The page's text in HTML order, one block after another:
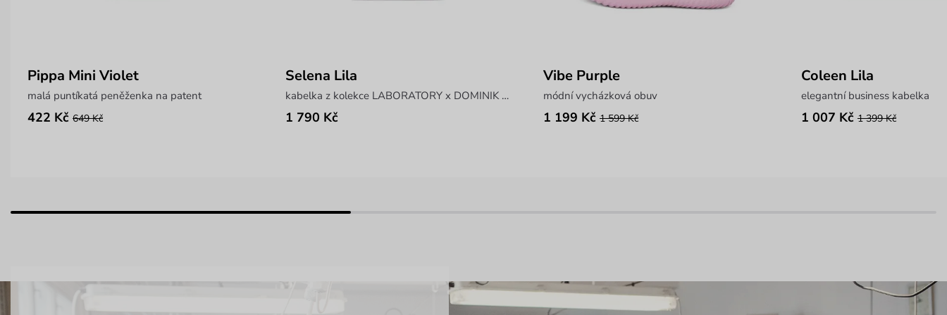
Pippa Mini Violet
malá puntíkatá peněženka na patent
422 Kč 649 Kč
Selena Lila
kabelka z kolekce LABORATORY x DOMINIK NAVRÁTIL
1 790 Kč
Vibe Purple
módní vycházková obuv
1 199 Kč 1 599 Kč
Coleen Lila
elegantní business kabelka
1 007 Kč 1 399 Kč